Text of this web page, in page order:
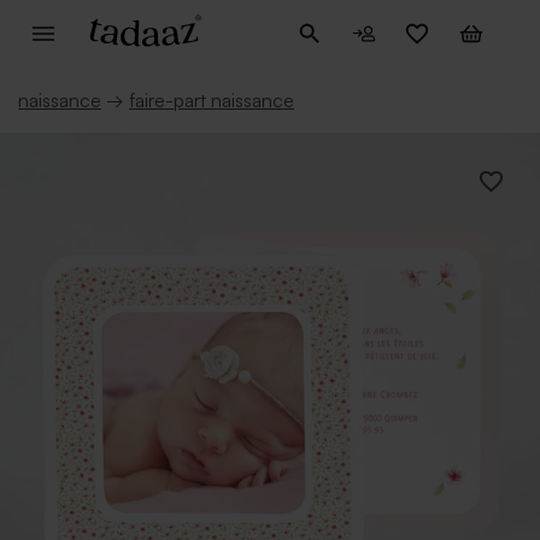
naissance → faire-part naissance